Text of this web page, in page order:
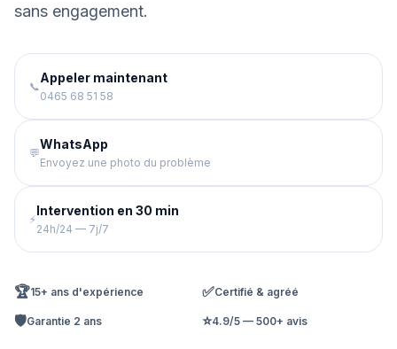
sans engagement.
📞
Appeler maintenant
0465 68 51 58
💬
WhatsApp
Envoyez une photo du problème
⚡
Intervention en 30 min
24h/24 — 7j/7
🏆15+ ans d'expérience ✅Certifié & agréé
🛡️Garantie 2 ans ⭐4.9/5 — 500+ avis